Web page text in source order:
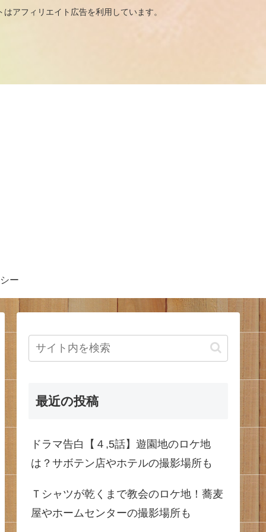
を利用しています。
ー
最近の投稿
ドラマ告白【４,5話】遊園地のロケ地
は？サボテン店やホテルの撮影場所も
Ｔシャツが乾くまで教会のロケ地！蕎麦
屋やホームセンターの撮影場所も